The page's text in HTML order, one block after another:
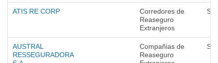
ATIS RE CORP
Corredores de
Reaseguro
Extranjeros
AUSTRAL
RESSEGURADORA
Compañias de
Reaseguro